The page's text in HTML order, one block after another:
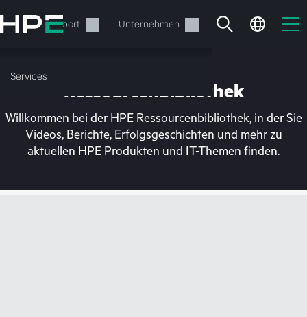
Hauptinhalt
wechseln
Support Unternehmen
Services
Ihr Warenkorb ist aktuell
Ressourcenbibliothek
Willkommen bei der HPE Ressourcenbibliothek, in der Sie
Videos, Berichte, Erfolgsgeschichten und mehr zu
aktuellen HPE Produkten und IT-Themen finden.